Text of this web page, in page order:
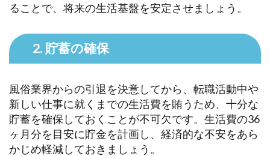
ることで、将来の生活基盤を安定させましょう。
2. 貯蓄の確保
風俗業界からの引退を決意してから、転職活動中や
新しい仕事に就くまでの生活費を賄うため、十分な
貯蓄を確保しておくことが不可欠です。生活費の36
ヶ月分を目安に貯金を計画し、経済的な不安をあら
かじめ軽減しておきましょう。